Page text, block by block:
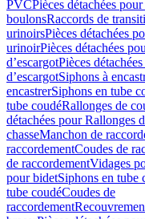
PVCPièces détachées
boulonsRaccords de
urinoirsPièces détachées
urinoirPièces détachées
d’escargotPièces
d’escargotSiphons à
encastrerSiphons en tube
tube coudéRallonges de
détachées pour Rallonges
chasseManchon de
raccordementCoudes de
de raccordementVidages
pour bidetSiphons en tube
tube coudéCoudes de
raccordement